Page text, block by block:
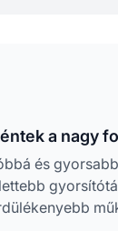
a nagy
és